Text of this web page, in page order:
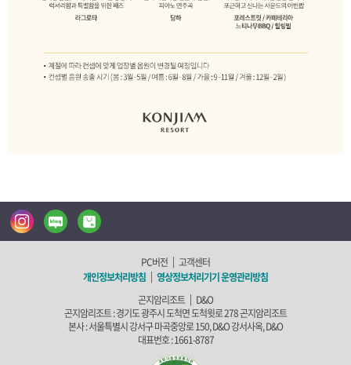
인 블 네
PC버전 | 고객센터
개인정보처리방침 | 영상정보처리기기 운영관리방침
곤지암리조트 | D&O
곤지암리조트 :경기도 광주시 도척면 도척윗로 278 곤지암리조트
본사 :서울특별시 강서구 마곡중앙로 150, D&O 강서사옥, D&O
대표번호 :1661-8787